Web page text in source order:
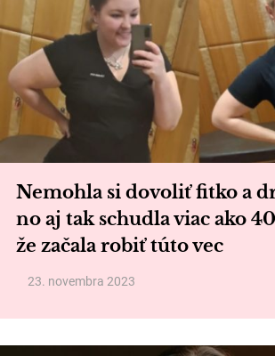
Nemohla si dovoliť fitko a
no aj tak schudla viac ako
že začala robiť túto vec
23. novembra 2023